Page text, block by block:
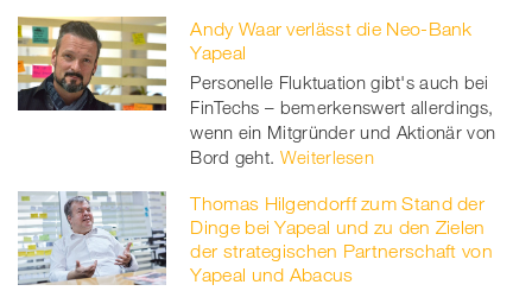
Andy Waar verlässt die Neo-Bank
Yapeal
Personelle Fluktuation gibt's auch bei
FinTechs – bemerkenswert allerdings,
wenn ein Mitgründer und Aktionär von
Bord geht. Weiterlesen
Thomas Hilgendorff zum Stand der
Dinge bei Yapeal und zu den Zielen
der strategischen Partnerschaft von
Yapeal und Abacus